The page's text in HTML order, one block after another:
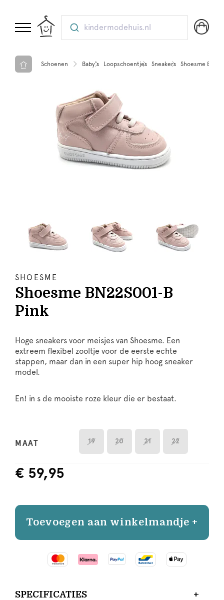
kindermodehuis.nl
Schoenen Baby’s Loopschoentjes Sneakers Shoesme
SHOESME
Shoesme BN22S001-B
Pink
Hoge sneakers voor meisjes van Shoesme. Een
extreem flexibel zooltje voor de eerste echte
stappen, maar dan in een super hip hoog sneaker
model.
En! in s de mooiste roze kleur die er bestaat.
MAAT 19 20 21 22
€ 59,95
Toevoegen aan winkelmandje +
SPECIFICATIES